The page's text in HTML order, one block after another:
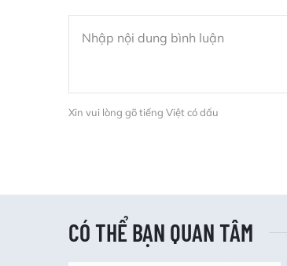
Xin vui lòng gõ tiếng Việt có dấu
CÓ THỂ BẠN QUAN TÂM